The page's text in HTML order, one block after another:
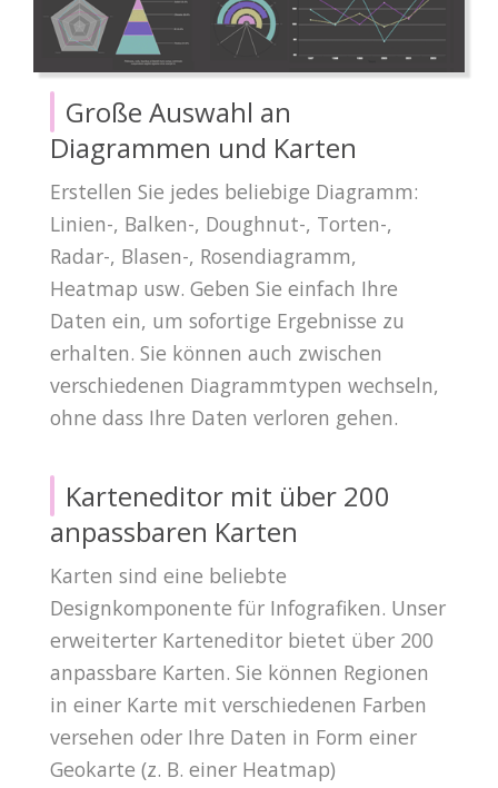
Große Auswahl an
Diagrammen und Karten
Erstellen Sie jedes beliebige Diagramm:
Linien-, Balken-, Doughnut-, Torten-,
Radar-, Blasen-, Rosendiagramm,
Heatmap usw. Geben Sie einfach Ihre
Daten ein, um sofortige Ergebnisse zu
erhalten. Sie können auch zwischen
verschiedenen Diagrammtypen wechseln,
ohne dass Ihre Daten verloren gehen.
Karteneditor mit über 200
anpassbaren Karten
Karten sind eine beliebte
Designkomponente für Infografiken. Unser
erweiterter Karteneditor bietet über 200
anpassbare Karten. Sie können Regionen
in einer Karte mit verschiedenen Farben
versehen oder Ihre Daten in Form einer
Geokarte (z. B. einer Heatmap)